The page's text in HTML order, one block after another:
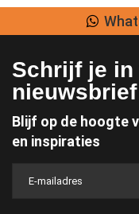
Schrijf je in
nieuwsbrief
Blijf op de hoogte
en inspiraties